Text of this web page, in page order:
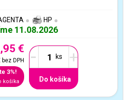
HP
11.08.2026
€
bez DPH
3%!
košíka
- +
Do košíka